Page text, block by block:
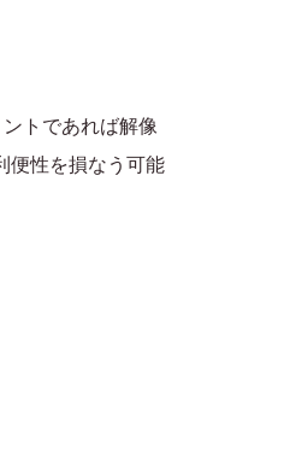
トであれば解像
便性を損なう可能